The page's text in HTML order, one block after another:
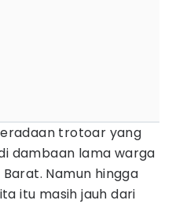
trotoar yang
dambaan lama warga
Namun hingga
itu masih jauh dari